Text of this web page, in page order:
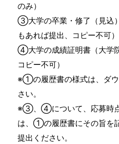
のみ）
③大学の卒業・修了（見込
もあれば提出、コピー不可）
④大学の成績証明書（大学
コピー不可）
※①の履歴書の様式は、ダ
さい。
※③、④について、応募時点
は、①の履歴書にその旨を
提出ください。